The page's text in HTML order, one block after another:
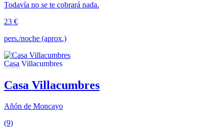
Todavía no se te cobrará nada.
23 €
pers./noche (aprox.)
Casa Villacumbres
Añón de Moncayo
(9)